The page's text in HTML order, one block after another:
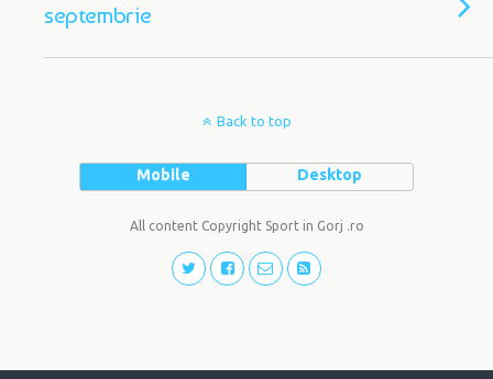
septembrie
Back to top
Mobile Desktop
All content Copyright Sport in Gorj .ro